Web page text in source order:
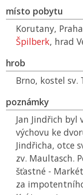
místo pobytu
Korutany,
Špilberk, hrad
hrob
Brno, kostel sv.
poznámky
Jan Jindřich byl
výchovu ke
Jindřicha, otce
zv. Maultasch.
šťastné -
za